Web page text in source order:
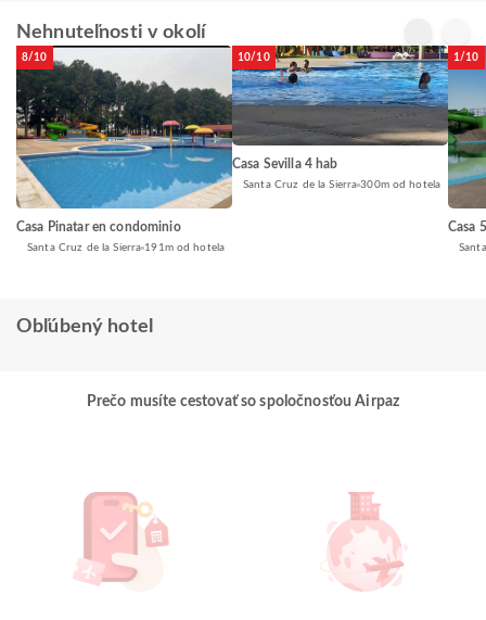
Nehnuteľnosti v okolí
8/10
Casa Pinatar en condominio
Santa Cruz de la Sierra 191m od hotela
10/10
Casa Sevilla 4 hab
Santa Cruz de la Sierra 300m od hotela
1/10
Casa
Obľúbený hotel
Prečo musíte cestovať so spoločnosťou Airpaz